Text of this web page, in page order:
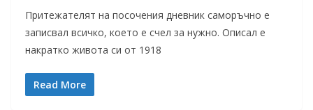
Притежателят на посочения дневник саморъчно е
записвал всичко, което е счел за нужно. Описал е
накратко живота си от 1918
Read More